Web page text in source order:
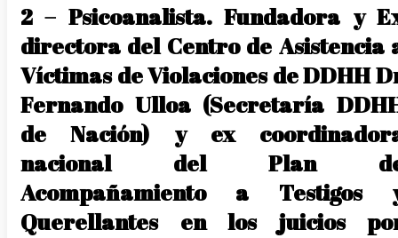
2 – Psicoanalista. Fundadora y
directora del Centro de Asistencia
Víctimas de Violaciones de DDHH
Fernando Ulloa (Secretaría
de Nación) y ex
nacional del Plan
Acompañamiento a Testigos
Querellantes en los juicios